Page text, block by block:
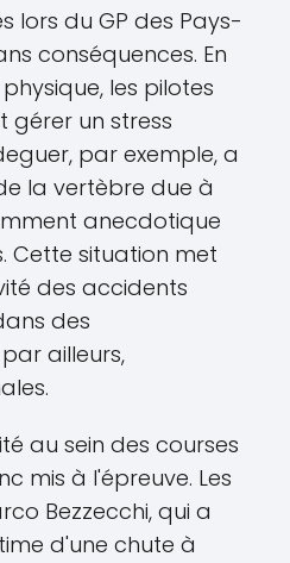
lors du GP des Pays-
conséquences. En
les pilotes
gérer un stress
par exemple, a
la vertèbre due à
anecdotique
Cette situation met
des accidents
des
ailleurs,
au sein des courses
mis à l'épreuve. Les
Bezzecchi, qui a
d'une chute à